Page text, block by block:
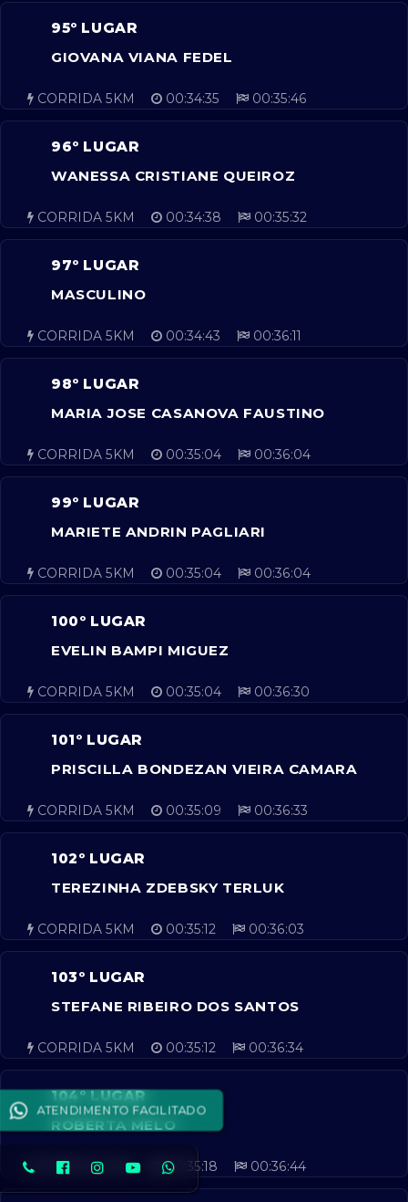
95º LUGAR
GIOVANA VIANA FEDEL
CORRIDA 5KM 00:34:35 00:35:46
96º LUGAR
WANESSA CRISTIANE QUEIROZ
CORRIDA 5KM 00:34:38 00:35:32
97º LUGAR
MASCULINO
CORRIDA 5KM 00:34:43 00:36:11
98º LUGAR
MARIA JOSE CASANOVA FAUSTINO
CORRIDA 5KM 00:35:04 00:36:04
99º LUGAR
MARIETE ANDRIN PAGLIARI
CORRIDA 5KM 00:35:04 00:36:04
100º LUGAR
EVELIN BAMPI MIGUEZ
CORRIDA 5KM 00:35:04 00:36:30
101º LUGAR
PRISCILLA BONDEZAN VIEIRA CAMARA
CORRIDA 5KM 00:35:09 00:36:33
102º LUGAR
TEREZINHA ZDEBSKY TERLUK
CORRIDA 5KM 00:35:12 00:36:03
103º LUGAR
STEFANE RIBEIRO DOS SANTOS
CORRIDA 5KM 00:35:12 00:36:34
104º LUGAR
ROBERTA MELO
CORRIDA 5KM 00:35:18 00:36:44
ATENDIMENTO FACILITADO